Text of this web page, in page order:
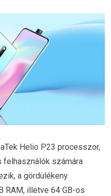
Helio P23 processzor,
felhasználók számára
a gördülékeny
RAM, illetve 64 GB-os